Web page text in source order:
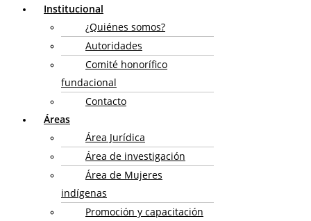
Institucional
¿Quiénes somos?
Autoridades
Comité honorífico
fundacional
Contacto
Áreas
Área Jurídica
Área de investigación
Área de Mujeres
indígenas
Promoción y capacitación